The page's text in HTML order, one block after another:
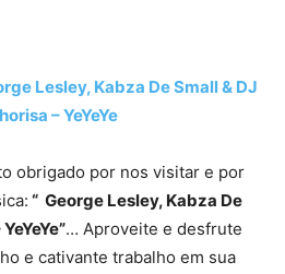
Lesley, Kabza De Small & DJ
– YeYeYe
obrigado por nos visitar e por
“ George Lesley, Kabza De
… Aproveite e desfrute
e cativante trabalho em sua